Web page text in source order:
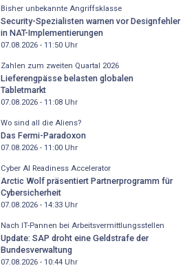
Bisher unbekannte Angriffsklasse
Security-Spezialisten warnen vor Designfehler
in NAT-Implementierungen
07.08.2026 - 11:50Uhr
Zahlen zum zweiten Quartal 2026
Lieferengpässe belasten globalen
Tabletmarkt
07.08.2026 - 11:08Uhr
Wo sind all die Aliens?
Das Fermi-Paradoxon
07.08.2026 - 11:00Uhr
Cyber AI Readiness Accelerator
Arctic Wolf präsentiert Partnerprogramm für
Cybersicherheit
07.08.2026 - 14:33Uhr
Nach IT-Pannen bei Arbeitsvermittlungsstellen
Update: SAP droht eine Geldstrafe der
Bundesverwaltung
07.08.2026 - 10:44Uhr